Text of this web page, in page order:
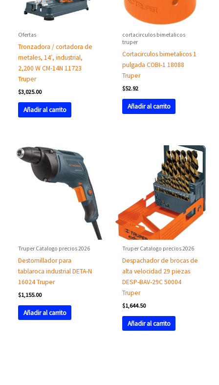
Ofertas
Tronzadora / cortadora de
metales, 14′, industrial,
2,200 W CM-14N 11723
Truper
$3,025.00
Añadir al carrito
cortacirculos bimetalicos
truper
Cortacirculos bimetalicos 1
pulgada COBI-1 18088
Truper
$52.92
Añadir al carrito
Truper Catalogo precios 2026
Destornillador para
tablaroca industrial DETA-N
16024 Truper
$1,155.00
Añadir al carrito
Truper Catalogo precios 2026
Despachador de brocas de
alta velocidad 29 piezas
DESP-BAV-29C 50004
Truper
$1,644.50
Añadir al carrito